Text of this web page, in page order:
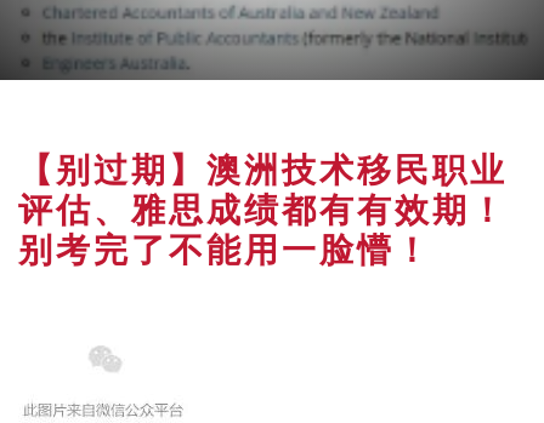
【别过期】澳洲技术移民职业
评估、雅思成绩都有有效期！
别考完了不能用一脸懵！